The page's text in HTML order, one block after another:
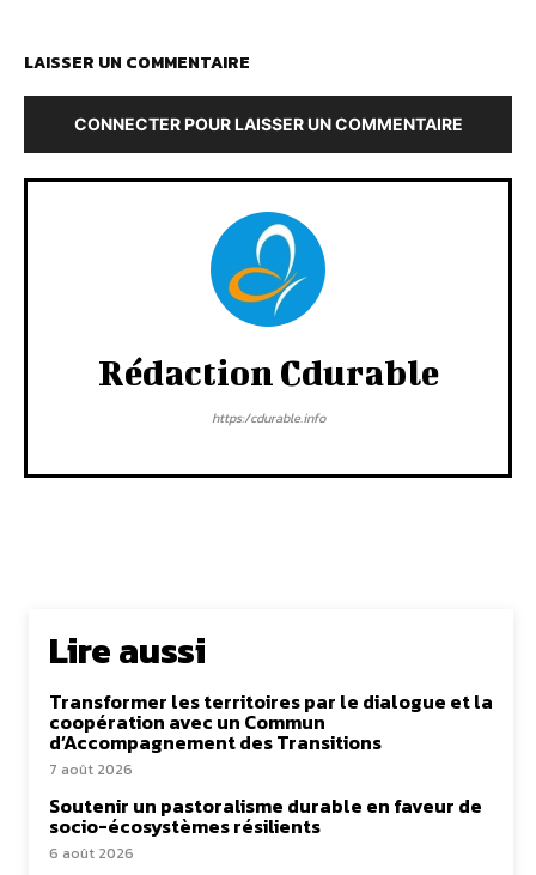
LAISSER UN COMMENTAIRE
CONNECTER POUR LAISSER UN COMMENTAIRE
Rédaction Cdurable
https:/cdurable.info
Lire aussi
Transformer les territoires par le dialogue et la
coopération avec un Commun
d’Accompagnement des Transitions
7 août 2026
Soutenir un pastoralisme durable en faveur de
socio-écosystèmes résilients
6 août 2026